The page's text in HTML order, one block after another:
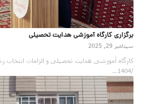
برگزاری کارگاه آموزشی هدایت تحصیلی
سپتامبر 29, 2025
/1404…